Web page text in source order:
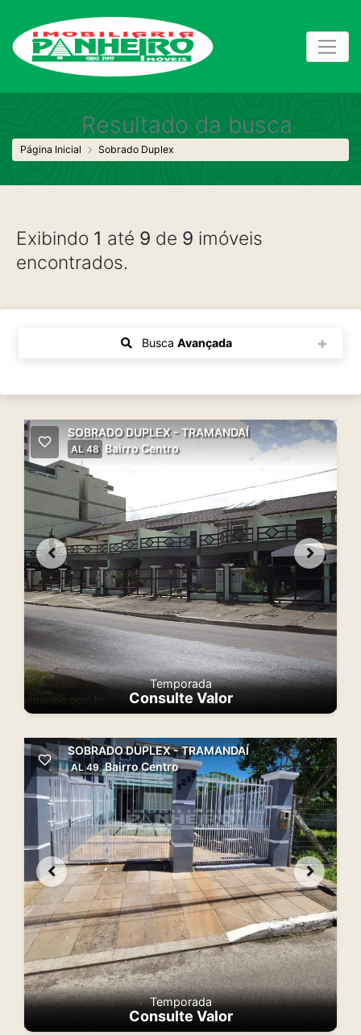
Resultado da busca
Página Inicial Sobrado Duplex
Exibindo 1 até 9 de 9 imóveis
encontrados.
Busca Avançada
SOBRADO DUPLEX - TRAMANDAÍ
AL 48 Bairro Centro
Temporada
Consulte Valor
SOBRADO DUPLEX - TRAMANDAÍ
AL 49 Bairro Centro
Temporada
Consulte Valor